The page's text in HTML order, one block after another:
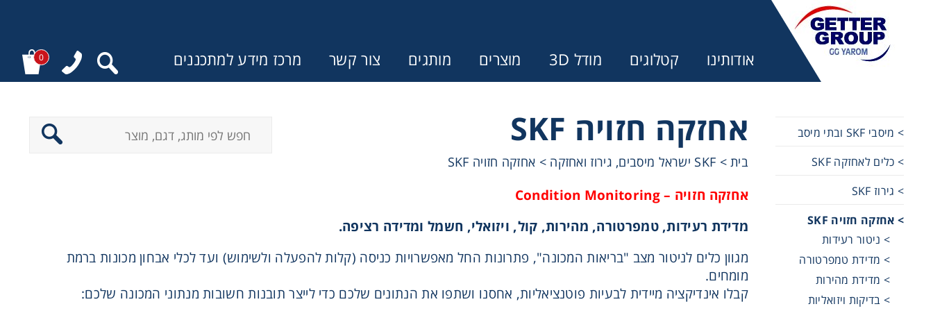
אודותינו קטלוגים מודל 3D מוצרים מותגים צור קשר מרכז מידע למתכננים 0
> מיסבי SKF ובתי מיסב
> כלים לאחזקה SKF
> גירוז SKF
> אחזקה חזויה SKF
> ניטור רעידות
> מדידת טמפרטורה
> מדידת מהירות
> בדיקות ויזואליות
אחזקה חזויה SKF
בית> SKF ישראל מיסבים, גירוז ואחזקה > אחזקה חזויה SKF
אחזקה חזויה – Condition Monitoring
מדידת רעידות, טמפרטורה, מהירות, קול, ויזואלי, חשמל ומדידה רציפה.
מגוון כלים לניטור מצב "בריאות המכונה", פתרונות החל מאפשרויות כניסה (קלות להפעלה ולשימוש) ועד לכלי אבחון מכונות ברמת
מומחים.
קבלו אינדיקציה מיידית לבעיות פוטנציאליות, אחסנו ושתפו את הנתונים שלכם כדי לייצר תובנות חשובות מנתוני המכונה שלכם:
Contact form not found.
מעונין לקבל הצעת מחיר או מידע עבור:
מקשרים, מצמדים ובלמים
מנועי חשמל וממסרות
מיסבים ובתי מיסב